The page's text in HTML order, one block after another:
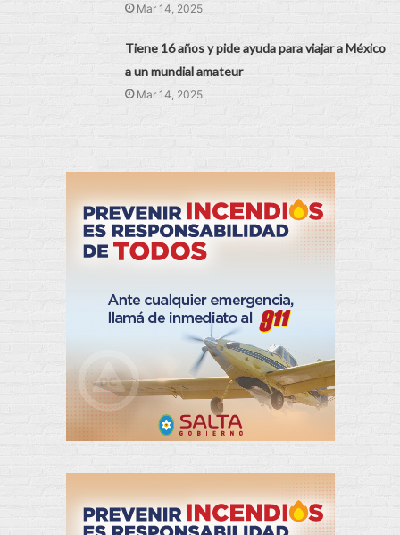
Mar 14, 2025
Tiene 16 años y pide ayuda para viajar a México
a un mundial amateur
Mar 14, 2025